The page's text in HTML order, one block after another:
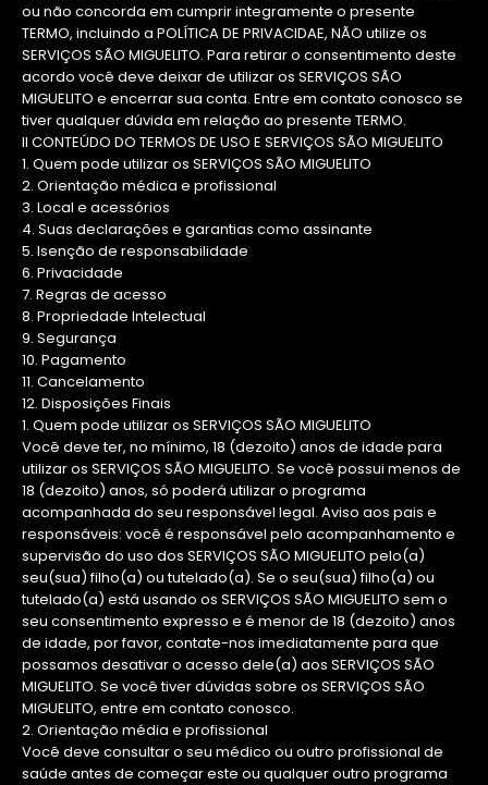
ou não concorda em cumprir integramente o presente
TERMO, incluindo a POLÍTICA DE PRIVACIDAE, NÃO utilize os
SERVIÇOS SÃO MIGUELITO. Para retirar o consentimento deste
acordo você deve deixar de utilizar os SERVIÇOS SÃO
MIGUELITO e encerrar sua conta. Entre em contato conosco se
tiver qualquer dúvida em relação ao presente TERMO.
II CONTEÚDO DO TERMOS DE USO E SERVIÇOS SÃO MIGUELITO
1. Quem pode utilizar os SERVIÇOS SÃO MIGUELITO
2. Orientação médica e profissional
3. Local e acessórios
4. Suas declarações e garantias como assinante
5. Isenção de responsabilidade
6. Privacidade
7. Regras de acesso
8. Propriedade Intelectual
9. Segurança
10. Pagamento
11. Cancelamento
12. Disposições Finais
1. Quem pode utilizar os SERVIÇOS SÃO MIGUELITO
Você deve ter, no mínimo, 18 (dezoito) anos de idade para
utilizar os SERVIÇOS SÃO MIGUELITO. Se você possui menos de
18 (dezoito) anos, só poderá utilizar o programa
acompanhada do seu responsável legal. Aviso aos pais e
responsáveis: você é responsável pelo acompanhamento e
supervisão do uso dos SERVIÇOS SÃO MIGUELITO pelo(a)
seu(sua) filho(a) ou tutelado(a). Se o seu(sua) filho(a) ou
tutelado(a) está usando os SERVIÇOS SÃO MIGUELITO sem o
seu consentimento expresso e é menor de 18 (dezoito) anos
de idade, por favor, contate-nos imediatamente para que
possamos desativar o acesso dele(a) aos SERVIÇOS SÃO
MIGUELITO. Se você tiver dúvidas sobre os SERVIÇOS SÃO
MIGUELITO, entre em contato conosco.
2. Orientação média e profissional
Você deve consultar o seu médico ou outro profissional de
saúde antes de começar este ou qualquer outro programa